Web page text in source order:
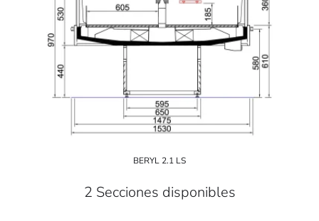
BERYL 2.1 LS
2 Secciones disponibles